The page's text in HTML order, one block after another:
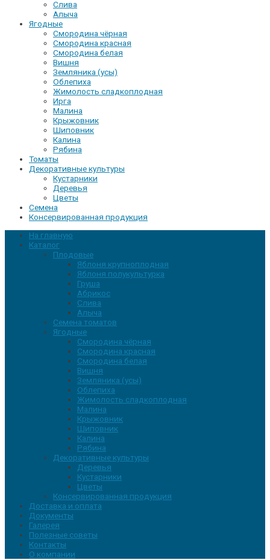
Слива
Алыча
Ягодные
Смородина чёрная
Смородина красная
Смородина белая
Вишня
Земляника (усы)
Облепиха
Жимолость сладкоплодная
Ирга
Малина
Крыжовник
Шиповник
Калина
Рябина
Томаты
Декоративные культуры
Кустарники
Деревья
Цветы
Семена
Консервированная продукция
На главную
Каталог
Плодовые
Яблоня крупноплодная
Яблоня полукультурка
Груша
Абрикос
Слива
Алыча
Семена томатов
Ягодные
Смородина чёрная
Смородина красная
Смородина белая
Вишня
Земляника (усы)
Облепиха
Жимолость сладкоплодная
Малина
Крыжовник
Шиповник
Калина
Рябина
Декоративные культуры
Деревья
Кустарники
Цветы
Консервированная продукция
Доставка и оплата
Документы
Галерея
Полезные советы
Контакты
О компании